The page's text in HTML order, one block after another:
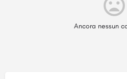
Ancora nessun